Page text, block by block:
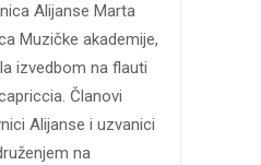
Alijanse Marta
Muzičke akademije,
izvedbom na flauti
Članovi
Alijanse i uzvanici
na